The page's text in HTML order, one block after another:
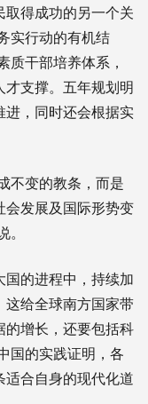
得成功的另一个关
实行动的有机结
质干部培养体系，
支撑。五年规划明
，同时还会根据实
不变的教条，而是
发展及国际形势变
的进程中，持续加
这给全球南方国家带
增长，还要包括科
国的实践证明，各
合自身的现代化道